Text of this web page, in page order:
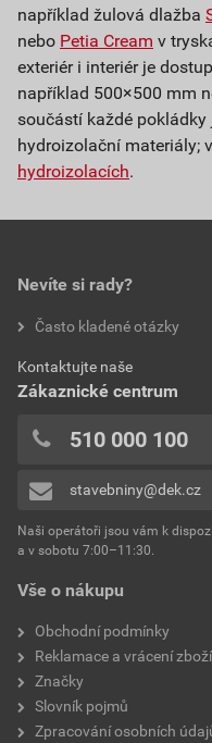
například žulová dlažba
nebo Petia Cream v
exteriér i interiér je
například 500×500 mm
součástí každé
hydroizolační materiály;
hydroizolacích.
Vše o nákupu
Obchodní podmínky
Reklamace a vrácení zboží
Značky
Slovník pojmů
Zpracování osobních
Nevíte si rady?
Často kladené otázky
Kontaktujte naše
Zákaznické centrum
510 000 100
stavebniny@dek.cz
Naši operátoři jsou vám k
a v sobotu 7:00–11:30.